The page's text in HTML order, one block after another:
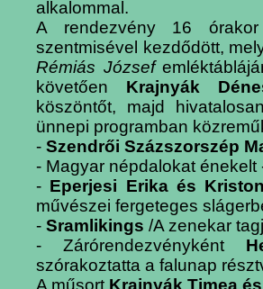
alkalommal.
A rendezvény 16
szentmisével kezdődött,
Rémiás József
követően Krajnyák
köszöntőt, majd
ünnepi programban
- Szendrői Százszorszép
- Magyar népdalokat
- Eperjesi Erika és
művészei fergeteges
- Sramlikings /A zenekar
- Zárórendezvényként
szórakoztatta a falunap
A műsort Krajnyák Timea